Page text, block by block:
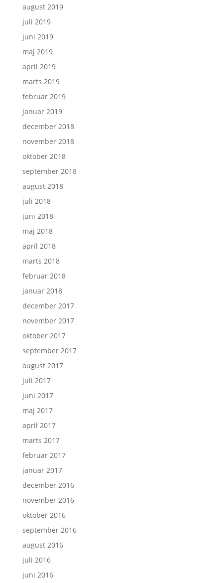
august 2019
juli 2019
juni 2019
maj 2019
april 2019
marts 2019
februar 2019
januar 2019
december 2018
november 2018
oktober 2018
september 2018
august 2018
juli 2018
juni 2018
maj 2018
april 2018
marts 2018
februar 2018
januar 2018
december 2017
november 2017
oktober 2017
september 2017
august 2017
juli 2017
juni 2017
maj 2017
april 2017
marts 2017
februar 2017
januar 2017
december 2016
november 2016
oktober 2016
september 2016
august 2016
juli 2016
juni 2016